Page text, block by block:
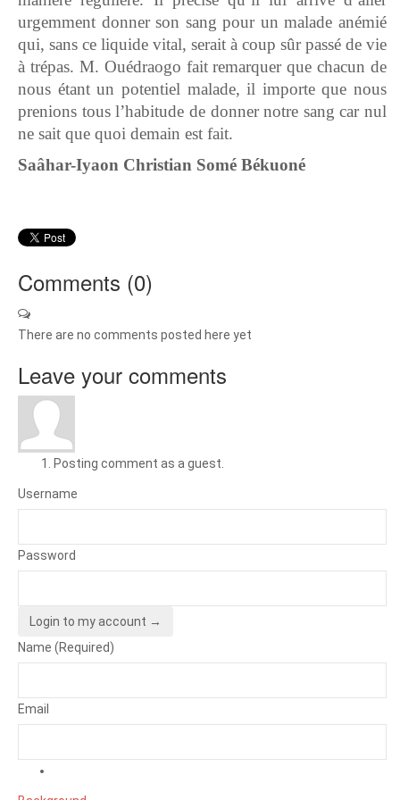
urgemment donner son sang pour un malade anémié
qui, sans ce liquide vital, serait à coup sûr passé de vie
à trépas. M. Ouédraogo fait remarquer que chacun de
nous étant un potentiel malade, il importe que nous
prenions tous l’habitude de donner notre sang car nul
ne sait que quoi demain est fait.
Saâhar-Iyaon Christian Somé Békuoné
Comments (0)
There are no comments posted here yet
Leave your comments
Posting comment as a guest.
Username
Password
Login to my account →
Name (Required)
Email